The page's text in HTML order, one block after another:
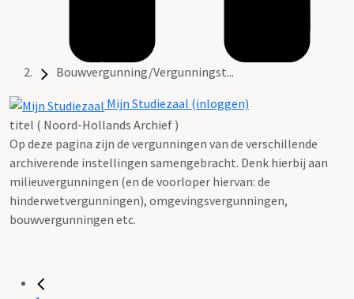
Bouwvergunning/Vergunningst...
Mijn Studiezaal (inloggen)
titel ( Noord-Hollands Archief )
Op deze pagina zijn de vergunningen van de verschillende
archiverende instellingen samengebracht. Denk hierbij aan
milieuvergunningen (en de voorloper hiervan: de
hinderwetvergunningen), omgevingsvergunningen,
bouwvergunningen etc.